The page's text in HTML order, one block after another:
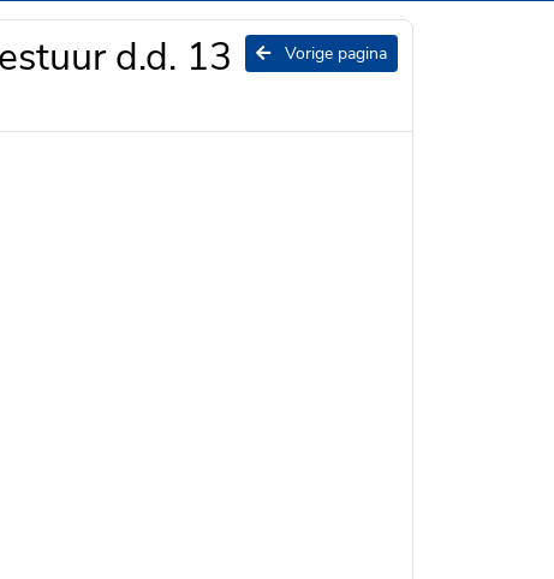
Vorige pagina
d.d. 13